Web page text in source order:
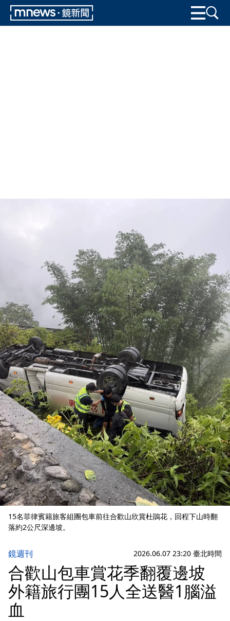
15名菲律賓籍旅客組團包車前往合歡山欣賞杜鵑花，回程下山時翻
落約2公尺深邊坡。
鏡週刊 2026.06.07 23:20 臺北時間
合歡山包車賞花季翻覆邊坡
外籍旅行團15人全送醫1腦溢
血